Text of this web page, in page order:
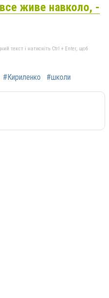
живе навколо, -
текст і натисніть Ctrl + Enter, щоб
#Кириленко #школи